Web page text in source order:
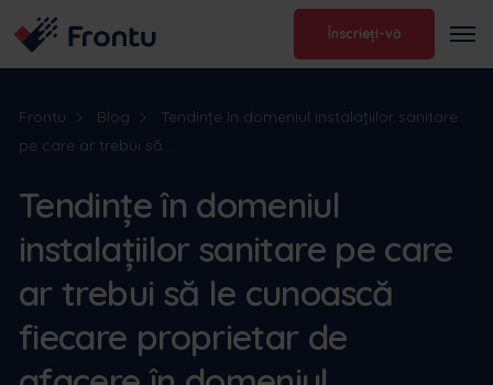
Înscrieți-vă
Frontu Blog
Tendințe în domeniul instalațiilor sanitare
pe care ar trebui să...
Tendințe în domeniul
instalațiilor sanitare pe care
ar trebui să le cunoască
fiecare proprietar de